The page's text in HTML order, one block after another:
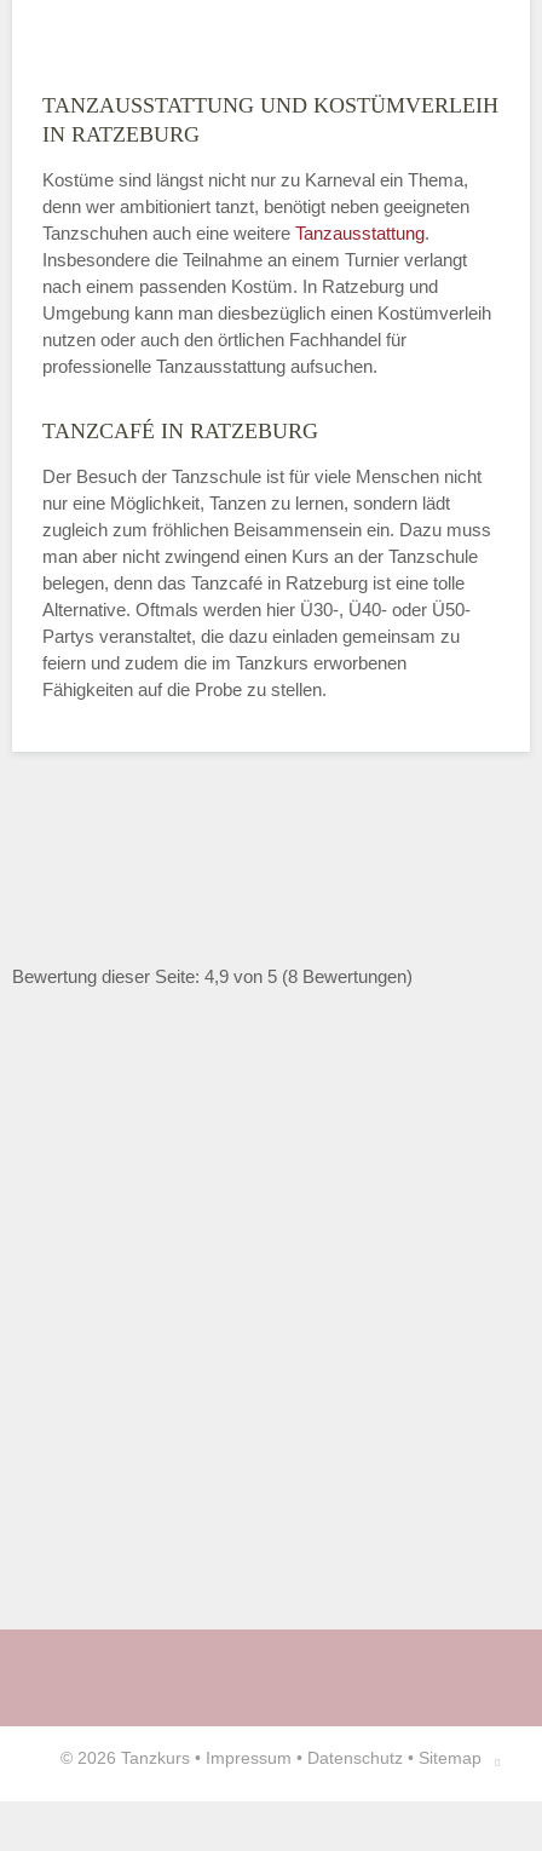
TANZAUSSTATTUNG UND KOSTÜMVERLEIH
IN RATZEBURG
Kostüme sind längst nicht nur zu Karneval ein Thema,
denn wer ambitioniert tanzt, benötigt neben geeigneten
Tanzschuhen auch eine weitere Tanzausstattung.
Insbesondere die Teilnahme an einem Turnier verlangt
nach einem passenden Kostüm. In Ratzeburg und
Umgebung kann man diesbezüglich einen Kostümverleih
nutzen oder auch den örtlichen Fachhandel für
professionelle Tanzausstattung aufsuchen.
TANZCAFÉ IN RATZEBURG
Der Besuch der Tanzschule ist für viele Menschen nicht
nur eine Möglichkeit, Tanzen zu lernen, sondern lädt
zugleich zum fröhlichen Beisammensein ein. Dazu muss
man aber nicht zwingend einen Kurs an der Tanzschule
belegen, denn das Tanzcafé in Ratzeburg ist eine tolle
Alternative. Oftmals werden hier Ü30-, Ü40- oder Ü50-
Partys veranstaltet, die dazu einladen gemeinsam zu
feiern und zudem die im Tanzkurs erworbenen
Fähigkeiten auf die Probe zu stellen.
Bewertung dieser Seite: 4,9 von 5 (8 Bewertungen)
© 2026 Tanzkurs • Impressum • Datenschutz • Sitemap